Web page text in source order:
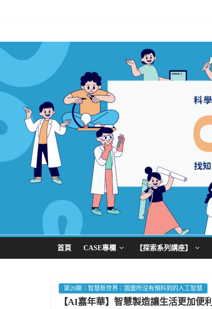
首頁 CASE專欄 【探索系列講座】
第20期：智慧新世界：圖靈所沒有預料到的人工智慧
【AI嘉年華】智慧製造讓生活更加便利